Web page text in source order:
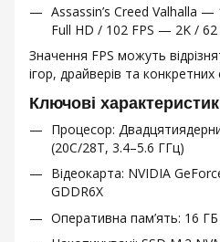
Assassin’s Creed Valhalla
Full HD / 102 FPS — 2K /
Значення FPS можуть
ігор, драйверів та конкретних
Ключові
Процесор:
(20C/28T, 3.4–5.6 ГГц)
Відеокарта: NVIDIA
GDDR6X
Оперативна пам’ять: 16